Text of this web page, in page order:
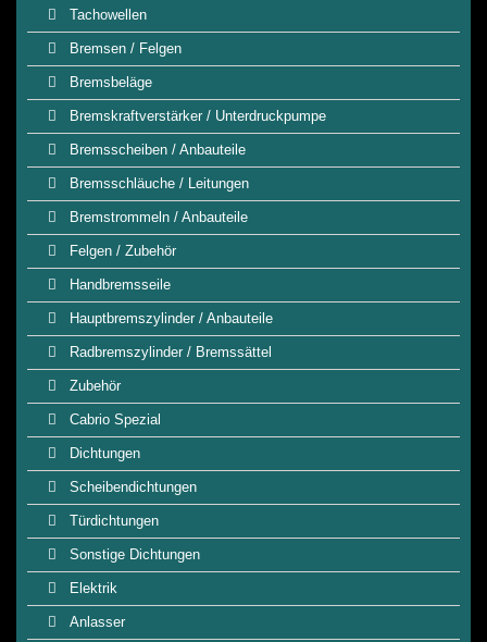
Tachowellen
Bremsen / Felgen
Bremsbeläge
Bremskraftverstärker / Unterdruckpumpe
Bremsscheiben / Anbauteile
Bremsschläuche / Leitungen
Bremstrommeln / Anbauteile
Felgen / Zubehör
Handbremsseile
Hauptbremszylinder / Anbauteile
Radbremszylinder / Bremssättel
Zubehör
Cabrio Spezial
Dichtungen
Scheibendichtungen
Türdichtungen
Sonstige Dichtungen
Elektrik
Anlasser